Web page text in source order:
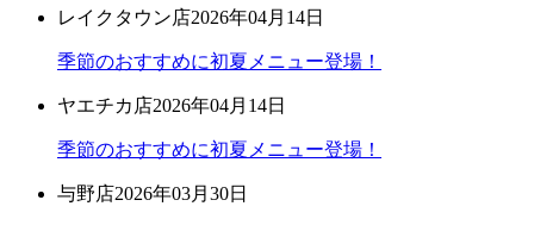
レイクタウン店2026年04月14日
季節のおすすめに初夏メニュー登場！
ヤエチカ店2026年04月14日
季節のおすすめに初夏メニュー登場！
与野店2026年03月30日